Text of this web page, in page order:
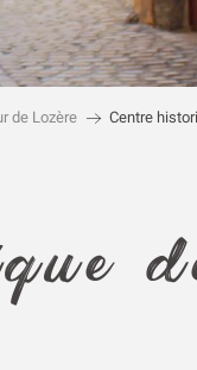
de Lozère Centre